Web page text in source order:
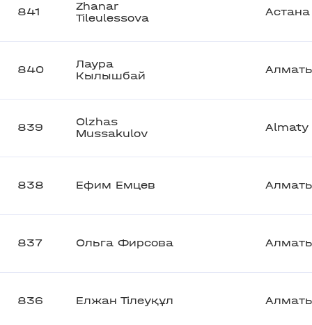
841
Zhanar
Tileulessova
Астана
840
Лаура
Кылышбай
839
Olzhas
Mussakulov
Almaty
838 Ефим Емцев
837 Ольга Фирсова
836 Елжан Тілеуқұл